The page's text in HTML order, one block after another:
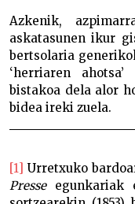
Azkenik,
askatasunen ikur
bertsolaria
‘herriaren
bistakoa dela alor
bidea ireki zuela.
[1] Urretxuko
Presseegunkariak